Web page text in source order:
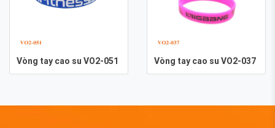
Vòng tay cao su VO2-051 Vòng tay cao su VO2-037